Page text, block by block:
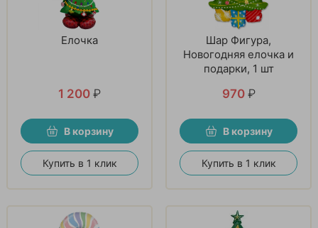
Елочка
1 200 ₽
В корзину
Купить в 1 клик
Шар Фигура,
Новогодняя елочка и
подарки, 1 шт
970 ₽
В корзину
Купить в 1 клик